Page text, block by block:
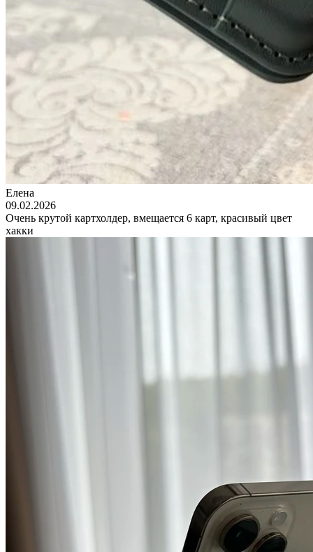
Елена
09.02.2026
Очень крутой картхолдер, вмещается 6 карт, красивый цвет
хакки